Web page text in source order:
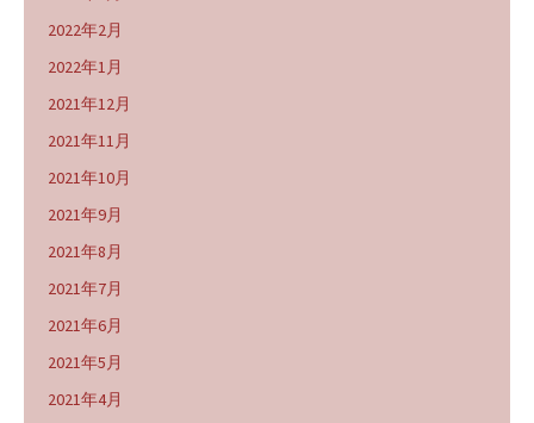
2022年2月
2022年1月
2021年12月
2021年11月
2021年10月
2021年9月
2021年8月
2021年7月
2021年6月
2021年5月
2021年4月